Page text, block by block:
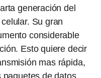
generación del
Su gran
considerable
Esto quiere decir
mas rápida,
paquetes de datos